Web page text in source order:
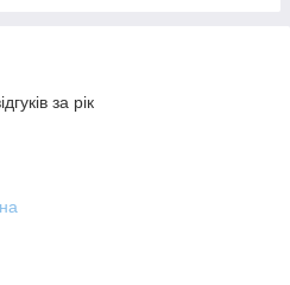
за рік